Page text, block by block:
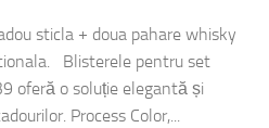
sticla + doua pahare whisky
Blisterele pentru set
oferă o soluție elegantă și
Process Color,...